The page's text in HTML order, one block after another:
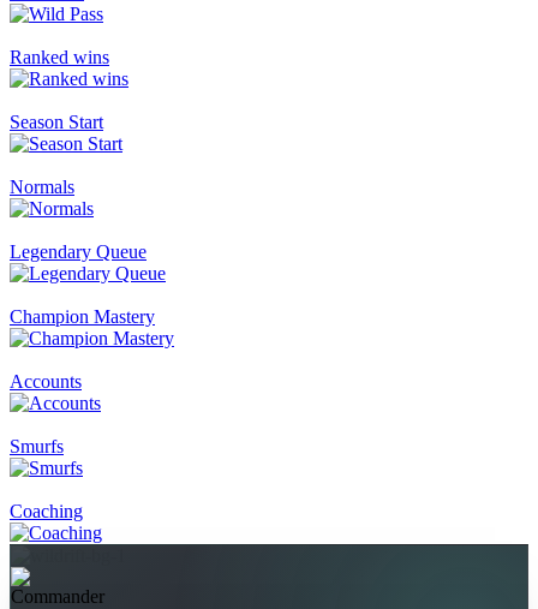
Ranked wins
Season Start
Normals
Legendary Queue
Champion Mastery
Accounts
Smurfs
Coaching